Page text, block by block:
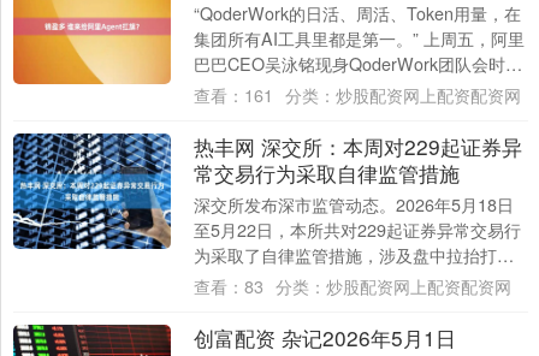
“QoderWork的日活、周活、Token用量，在
集团所有AI工具里都是第一。” 上周五，阿里
巴巴CEO吴泳铭现身QoderWork团队会时，
给出了这组内部口....
查看： 161 分类： 炒股配资网上配资配资网
热丰网 深交所：本周对229起证券异
常交易行为采取自律监管措施
深交所发布深市监管动态。2026年5月18日
至5月22日，本所共对229起证券异常交易行
为采取了自律监管措施，涉及盘中拉抬打
压、虚假申报等异常交易情形；共对5起....
查看： 83 分类： 炒股配资网上配资配资网
创富配资 杂记2026年5月1日